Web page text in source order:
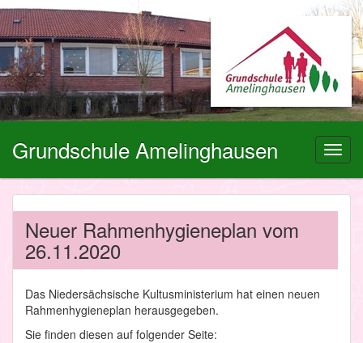
Grundschule Amelinghausen
Neuer Rahmenhygieneplan vom
26.11.2020
Das Niedersächsische Kultusministerium hat einen neuen
Rahmenhygieneplan herausgegeben.
Sie finden diesen auf folgender Seite: